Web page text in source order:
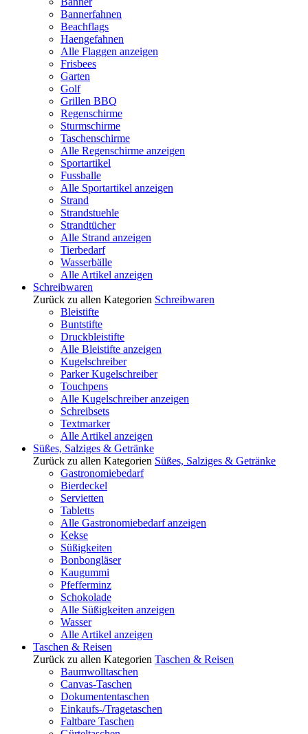
Bannerfahnen
Beachflags
Haengefahnen
Alle Flaggen anzeigen
Frisbees
Garten
Golf
Grillen BBQ
Regenschirme
Sturmschirme
Taschenschirme
Alle Regenschirme anzeigen
Sportartikel
Fussballe
Alle Sportartikel anzeigen
Strand
Strandstuehle
Strandtücher
Alle Strand anzeigen
Tierbedarf
Wasserbälle
Alle Artikel anzeigen
Schreibwaren
Zurück zu allen Kategorien Schreibwaren
Bleistifte
Buntstifte
Druckbleistifte
Alle Bleistifte anzeigen
Kugelschreiber
Parker Kugelschreiber
Touchpens
Alle Kugelschreiber anzeigen
Schreibsets
Textmarker
Alle Artikel anzeigen
Süßes, Salziges & Getränke
Zurück zu allen Kategorien Süßes, Salziges & Getränke
Gastronomiebedarf
Bierdeckel
Servietten
Tabletts
Alle Gastronomiebedarf anzeigen
Kekse
Süßigkeiten
Bonbongläser
Kaugummi
Pfefferminz
Schokolade
Alle Süßigkeiten anzeigen
Wasser
Alle Artikel anzeigen
Taschen & Reisen
Zurück zu allen Kategorien Taschen & Reisen
Baumwolltaschen
Canvas-Taschen
Dokumententaschen
Einkaufs-/Tragetaschen
Faltbare Taschen